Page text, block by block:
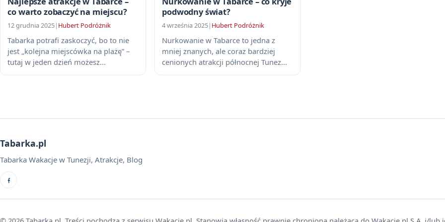
co warto zobaczyć na miejscu?
12 grudnia 2025| Hubert Podróżnik
Tabarka potrafi zaskoczyć, bo to nie
jest „kolejna miejscówka na plażę” –
tutaj w jeden dzień możesz...
podwodny świat?
4 września 2025| Hubert Podróżnik
Nurkowanie w Tabarce to jedna z
mniej znanych, ale coraz bardziej
cenionych atrakcji północnej Tunez...
Tabarka.pl
Tabarka Wakacje w Tunezji, Atrakcje, Blog